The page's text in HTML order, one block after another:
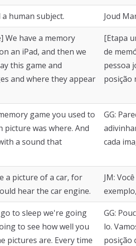
a human subject. Joud
We have a memory
an iPad, and then we
this game and
and where they appear
[Etapa
de
pessoa
posição
game you used to
picture was where. And
a sound that
GG:
cada
a picture of a car, for
hear the car engine.
JM:
to sleep we're going
to see how well you
pictures are. Every time
GG:
lo.
posição